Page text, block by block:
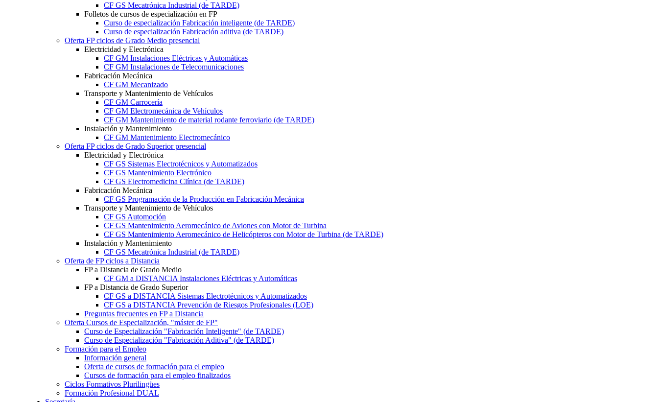
CF GS Mecatrónica Industrial (de TARDE)
Folletos de cursos de especialización en FP
Curso de especialización Fabricación inteligente (de TARDE)
Curso de especialización Fabricación aditiva (de TARDE)
Oferta FP ciclos de Grado Medio presencial
Electricidad y Electrónica
CF GM Instalaciones Eléctricas y Automáticas
CF GM Instalaciones de Telecomunicaciones
Fabricación Mecánica
CF GM Mecanizado
Transporte y Mantenimiento de Vehículos
CF GM Carrocería
CF GM Electromecánica de Vehículos
CF GM Mantenimiento de material rodante ferroviario (de TARDE)
Instalación y Mantenimiento
CF GM Mantenimiento Electromecánico
Oferta FP ciclos de Grado Superior presencial
Electricidad y Electrónica
CF GS Sistemas Electrotécnicos y Automatizados
CF GS Mantenimiento Electrónico
CF GS Electromedicina Clínica (de TARDE)
Fabricación Mecánica
CF GS Programación de la Producción en Fabricación Mecánica
Transporte y Mantenimiento de Vehículos
CF GS Automoción
CF GS Mantenimiento Aeromecánico de Aviones con Motor de Turbina
CF GS Mantenimiento Aeromecánico de Helicópteros con Motor de Turbina (de TARDE)
Instalación y Mantenimiento
CF GS Mecatrónica Industrial (de TARDE)
Oferta de FP ciclos a Distancia
FP a Distancia de Grado Medio
CF GM a DISTANCIA Instalaciones Eléctricas y Automáticas
FP a Distancia de Grado Superior
CF GS a DISTANCIA Sistemas Electrotécnicos y Automatizados
CF GS a DISTANCIA Prevención de Riesgos Profesionales (LOE)
Preguntas frecuentes en FP a Distancia
Oferta Cursos de Especialización, "máster de FP"
Curso de Especialización "Fabricación Inteligente" (de TARDE)
Curso de Especialización "Fabricación Aditiva" (de TARDE)
Formación para el Empleo
Información general
Oferta de cursos de formación para el empleo
Cursos de formación para el empleo finalizados
Ciclos Formativos Plurilingües
Formación Profesional DUAL